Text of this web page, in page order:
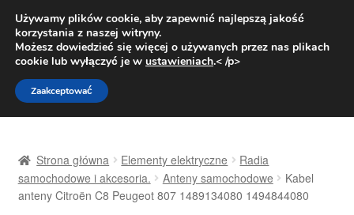
DOSTAWA od 31 zł
Pn.-pt. 9:00-16:00800 003 167
Przejdź
do
nawigacji
Przejdź
do
treści
Dostawa
Strona główna Elementy elektryczne
Radia
samochodowe i akcesoria.
Anteny samochodowe
Kabel
anteny Citroën C8 Peugeot 807 1489134080 1494844080
Używamy plików cookie, aby zapewnić najlepszą jakość
korzystania z naszej witryny.
Możesz dowiedzieć się więcej o używanych przez nas plikach
cookie lub wyłączyć je w ustawieniach.< /p>
Zaakceptować